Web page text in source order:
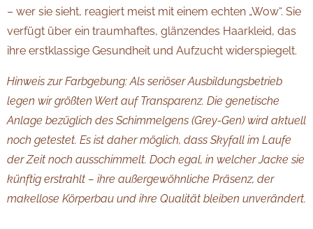
– wer sie sieht, reagiert meist mit einem echten „Wow“. Sie
verfügt über ein traumhaftes, glänzendes Haarkleid, das
ihre erstklassige Gesundheit und Aufzucht widerspiegelt.
Hinweis zur Farbgebung: Als seriöser Ausbildungsbetrieb
legen wir größten Wert auf Transparenz. Die genetische
Anlage bezüglich des Schimmelgens (Grey-Gen) wird aktuell
noch getestet. Es ist daher möglich, dass Skyfall im Laufe
der Zeit noch ausschimmelt. Doch egal, in welcher Jacke sie
künftig erstrahlt – ihre außergewöhnliche Präsenz, der
makellose Körperbau und ihre Qualität bleiben unverändert.